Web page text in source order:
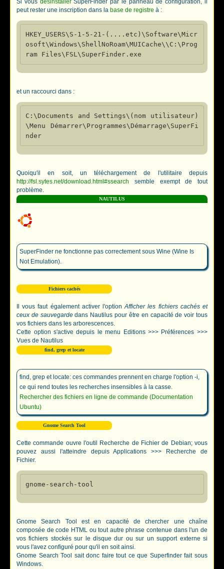
Si vous désinstallerSuperFinder par le panneau de configuration, il
peut rester une inscription dans la base de registre à :
HKEY_USERS\S-1-5-21-(....etc)\Software\Micr
osoft\Windows\ShellNoRoam\MUICache\\C:\Prog
et un raccourci dans :
C:\Documents and Settings\(nom utilisateur)
\Menu Démarrer\Programmes\Démarrage\SuperFi
nder
Quoiqu'il en soit, un téléchargement de l'utilitaire depuis
http://fsl.sytes.net/download.html#ssearch semble exempt de tout
problème.
NAUTILUS
SuperFinder ne fonctionne pas correctement sous Wine (Wine Is
Not Emulation).
Fichiers cachés
Il vous faut également activer l'optionAfficher les fichiers cachés et
ceux de sauvegardedans Nautilus pour être en capacité de voir tous
vos fichiers dans les arborescences.
Cette option s'active depuis le menu Editions >>> Préférences >>>
Vues de Nautilus
find, grep et locate
find, grep et locate: ces commandes prennent en charge l'option -i,
ce qui rend toutes les recherches insensibles à la casse.
Rechercher des fichiers en ligne de commande (Documentation
Ubuntu)
Gnome Search Tool
Cette commande ouvre l'outil Recherche de Fichier de Debian; vous
pouvez aussi l'atteindre depuis Applications >>> Recherche de
Fichier.
Gnome Search Tool est en capacité de chercher une chaîne
composée de code HTML ou tout autre phrase contenue dans l'un de
vos fichiers stockés sur le disque dur ou sur un support externe si
vous l'avez configuré pour qu'il en soit ainsi.
Gnome Search Tool sait donc faire tout ce que Superfinder fait sous
Windows.